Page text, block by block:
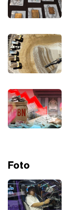
Foto